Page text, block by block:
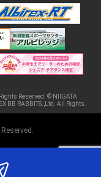
Reserved. © NIIGATA
BB RABBITS.,Ltd. All Rights.